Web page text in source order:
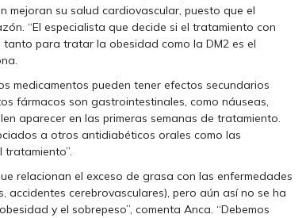
mejoran su salud cardiovascular, puesto que el
“El especialista que decide si el tratamiento con
para tratar la obesidad como la DM2 es el
medicamentos pueden tener efectos secundarios
fármacos son gastrointestinales, como náuseas,
aparecer en las primeras semanas de tratamiento.
a otros antidiabéticos orales como las
tratamiento”.
relacionan el exceso de grasa con las enfermedades
cerebrovasculares), pero aún así no se ha
y el sobrepeso”, comenta Anca. “Debemos